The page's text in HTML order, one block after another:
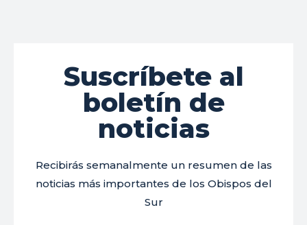
Suscríbete al
boletín de
noticias
Recibirás semanalmente un resumen de las
noticias más importantes de los Obispos del
Sur